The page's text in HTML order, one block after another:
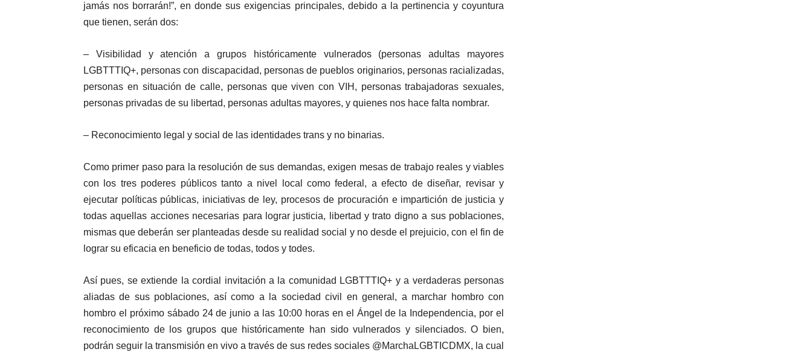
jamás nos borrarán!”, en donde sus exigencias principales, debido a la pertinencia y coyuntura
que tienen, serán dos:
– Visibilidad y atención a grupos históricamente vulnerados (personas adultas mayores
LGBTTTIQ+, personas con discapacidad, personas de pueblos originarios, personas racializadas,
personas en situación de calle, personas que viven con VIH, personas trabajadoras sexuales,
personas privadas de su libertad, personas adultas mayores, y quienes nos hace falta nombrar.
– Reconocimiento legal y social de las identidades trans y no binarias.
Como primer paso para la resolución de sus demandas, exigen mesas de trabajo reales y viables
con los tres poderes públicos tanto a nivel local como federal, a efecto de diseñar, revisar y
ejecutar políticas públicas, iniciativas de ley, procesos de procuración e impartición de justicia y
todas aquellas acciones necesarias para lograr justicia, libertad y trato digno a sus poblaciones,
mismas que deberán ser planteadas desde su realidad social y no desde el prejuicio, con el fin de
lograr su eficacia en beneficio de todas, todos y todes.
Así pues, se extiende la cordial invitación a la comunidad LGBTTTIQ+ y a verdaderas personas
aliadas de sus poblaciones, así como a la sociedad civil en general, a marchar hombro con
hombro el próximo sábado 24 de junio a las 10:00 horas en el Ángel de la Independencia, por el
reconocimiento de los grupos que históricamente han sido vulnerados y silenciados. O bien,
podrán seguir la transmisión en vivo a través de sus redes sociales @MarchaLGBTICDMX, la cual